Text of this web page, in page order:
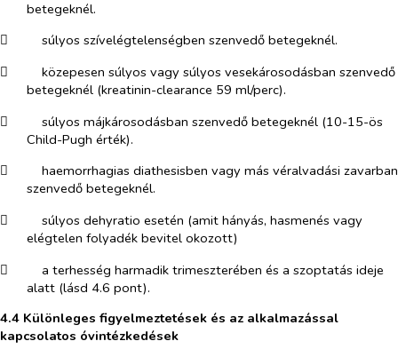
betegeknél.
​
súlyos szívelégtelenségben szenvedő betegeknél.
​
közepesen súlyos vagy súlyos vesekárosodásban szenvedő
betegeknél (kreatinin-clearance 59 ml/perc).
​
súlyos májkárosodásban szenvedő betegeknél (10-15-ös
Child-Pugh érték).
​
haemorrhagias diathesisben vagy más véralvadási zavarban
szenvedő betegeknél.
​
súlyos dehyratio esetén (amit hányás, hasmenés vagy
elégtelen folyadék bevitel okozott)
​
a terhesség harmadik trimeszterében és a szoptatás ideje
alatt (lásd 4.6 pont).
4.4 Különleges figyelmeztetések és az alkalmazással
kapcsolatos óvintézkedések